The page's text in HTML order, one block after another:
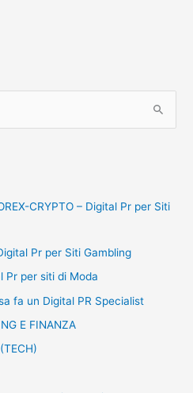
CRYPTO – Digital Pr per Siti
Pr per Siti Gambling
Pr per siti di Moda
fa un Digital PR Specialist
E FINANZA